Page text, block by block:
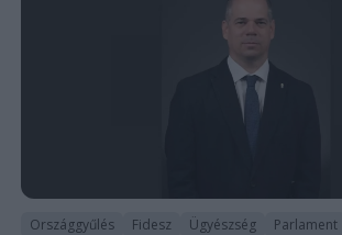
Országgyűlés Fidesz Ügyészség Parlament